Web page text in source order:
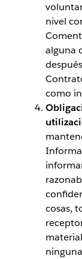
nivel
alguna
como
cosas,